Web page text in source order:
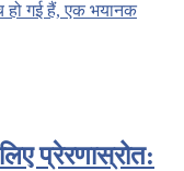
हो गई हैं, एक भयानक
प्रेरणास्रोत: